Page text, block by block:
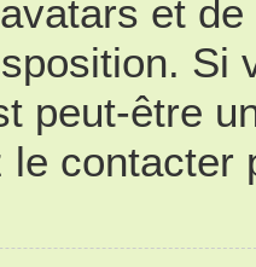
et
Si
peut-être
le contacter